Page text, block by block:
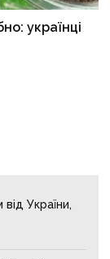
українці
України,